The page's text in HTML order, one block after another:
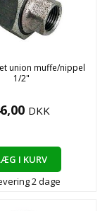
union muffe/nippel
1/2"
DKK
I KURV
2dage